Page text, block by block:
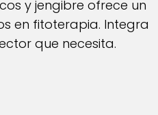
y jengibre ofrece un
en fitoterapia. Integra
que necesita.